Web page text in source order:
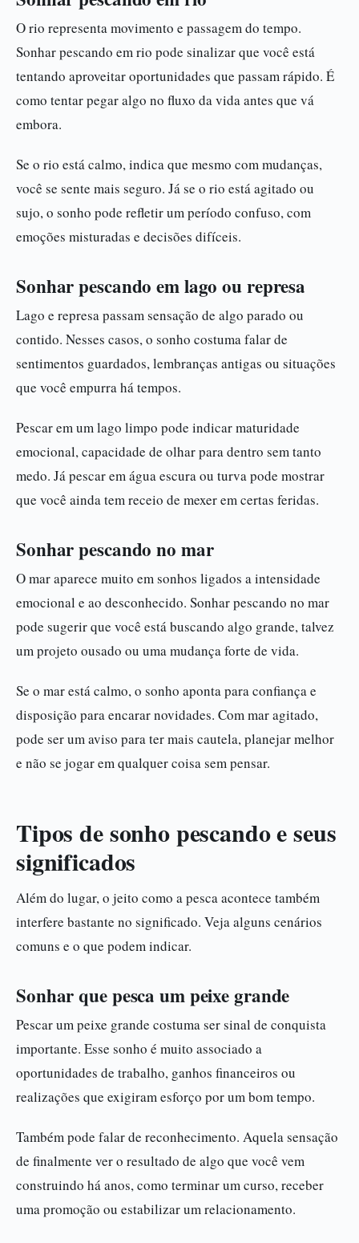
O rio representa movimento e passagem do tempo.
Sonhar pescando em rio pode sinalizar que você está
tentando aproveitar oportunidades que passam rápido. É
como tentar pegar algo no fluxo da vida antes que vá
embora.
Se o rio está calmo, indica que mesmo com mudanças,
você se sente mais seguro. Já se o rio está agitado ou
sujo, o sonho pode refletir um período confuso, com
emoções misturadas e decisões difíceis.
Sonhar pescando em lago ou represa
Lago e represa passam sensação de algo parado ou
contido. Nesses casos, o sonho costuma falar de
sentimentos guardados, lembranças antigas ou situações
que você empurra há tempos.
Pescar em um lago limpo pode indicar maturidade
emocional, capacidade de olhar para dentro sem tanto
medo. Já pescar em água escura ou turva pode mostrar
que você ainda tem receio de mexer em certas feridas.
Sonhar pescando no mar
O mar aparece muito em sonhos ligados a intensidade
emocional e ao desconhecido. Sonhar pescando no mar
pode sugerir que você está buscando algo grande, talvez
um projeto ousado ou uma mudança forte de vida.
Se o mar está calmo, o sonho aponta para confiança e
disposição para encarar novidades. Com mar agitado,
pode ser um aviso para ter mais cautela, planejar melhor
e não se jogar em qualquer coisa sem pensar.
Tipos de sonho pescando e seus
significados
Além do lugar, o jeito como a pesca acontece também
interfere bastante no significado. Veja alguns cenários
comuns e o que podem indicar.
Sonhar que pesca um peixe grande
Pescar um peixe grande costuma ser sinal de conquista
importante. Esse sonho é muito associado a
oportunidades de trabalho, ganhos financeiros ou
realizações que exigiram esforço por um bom tempo.
Também pode falar de reconhecimento. Aquela sensação
de finalmente ver o resultado de algo que você vem
construindo há anos, como terminar um curso, receber
uma promoção ou estabilizar um relacionamento.